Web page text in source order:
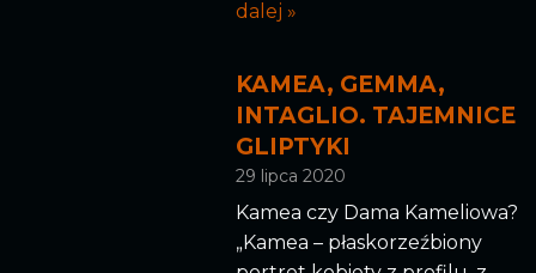
dalej »
KAMEA, GEMMA,
INTAGLIO. TAJEMNICE
GLIPTYKI
29 lipca 2020
Kamea czy Dama Kameliowa?
„Kamea – płaskorzeźbiony